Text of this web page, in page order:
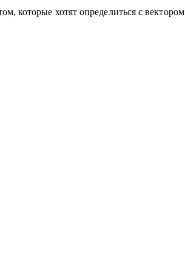
которые хотят определиться с вектором